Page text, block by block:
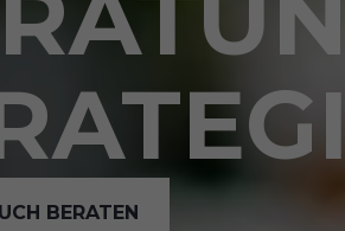
BERATEN